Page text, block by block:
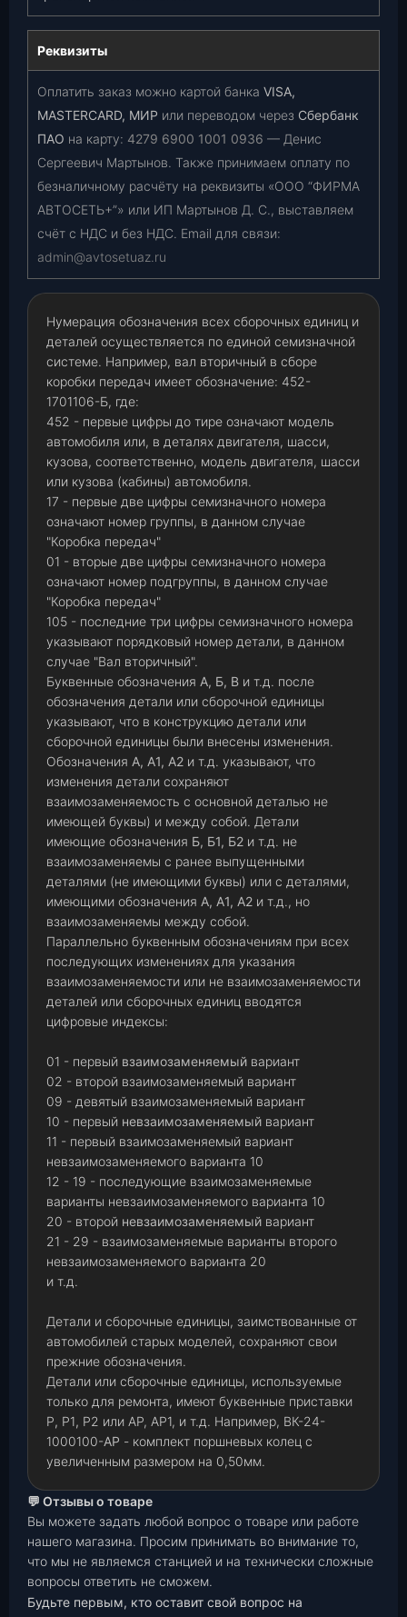
Реквизиты
Оплатить заказ можно картой банка VISA,
MASTERCARD, МИР или переводом через Сбербанк
ПАО на карту: 4279 6900 1001 0936 — Денис
Сергеевич Мартынов. Также принимаем оплату по
безналичному расчёту на реквизиты «ООО “ФИРМА
АВТОСЕТЬ+”» или ИП Мартынов Д. С., выставляем
счёт с НДС и без НДС. Email для связи:
admin@avtosetuaz.ru
Нумерация обозначения всех сборочных единиц и
деталей осуществляется по единой семизначной
системе. Например, вал вторичный в сборе
коробки передач имеет обозначение: 452-
1701106-Б, где:
452 - первые цифры до тире означают модель
автомобиля или, в деталях двигателя, шасси,
кузова, соответственно, модель двигателя, шасси
или кузова (кабины) автомобиля.
17 - первые две цифры семизначного номера
означают номер группы, в данном случае
"Коробка передач"
01 - вторые две цифры семизначного номера
означают номер подгруппы, в данном случае
"Коробка передач"
105 - последние три цифры семизначного номера
указывают порядковый номер детали, в данном
случае "Вал вторичный".
Буквенные обозначения А, Б, В и т.д. после
обозначения детали или сборочной единицы
указывают, что в конструкцию детали или
сборочной единицы были внесены изменения.
Обозначения А, А1, А2 и т.д. указывают, что
изменения детали сохраняют
взаимозаменяемость с основной деталью не
имеющей буквы) и между собой. Детали
имеющие обозначения Б, Б1, Б2 и т.д. не
взаимозаменяемы с ранее выпущенными
деталями (не имеющими буквы) или с деталями,
имеющими обозначения А, А1, А2 и т.д., но
взаимозаменяемы между собой.
Параллельно буквенным обозначениям при всех
последующих изменениях для указания
взаимозаменяемости или не взаимозаменяемости
деталей или сборочных единиц вводятся
цифровые индексы:
01 - первый взаимозаменяемый вариант
02 - второй взаимозаменяемый вариант
09 - девятый взаимозаменяемый вариант
10 - первый невзаимозаменяемый вариант
11 - первый взаимозаменяемый вариант
невзаимозаменяемого варианта 10
12 - 19 - последующие взаимозаменяемые
варианты невзаимозаменяемого варианта 10
20 - второй невзаимозаменяемый вариант
21 - 29 - взаимозаменяемые варианты второго
невзаимозаменяемого варианта 20
и т.д.
Детали и сборочные единицы, заимствованные от
автомобилей старых моделей, сохраняют свои
прежние обозначения.
Детали или сборочные единицы, используемые
только для ремонта, имеют буквенные приставки
Р, Р1, Р2 или АР, АР1, и т.д. Например, ВК-24-
1000100-АР - комплект поршневых колец с
увеличенным размером на 0,50мм.
💬 Отзывы о товаре
Вы можете задать любой вопрос о товаре или работе
нашего магазина. Просим принимать во внимание то,
что мы не являемся станцией и на технически сложные
вопросы ответить не сможем.
Будьте первым, кто оставит свой вопрос на